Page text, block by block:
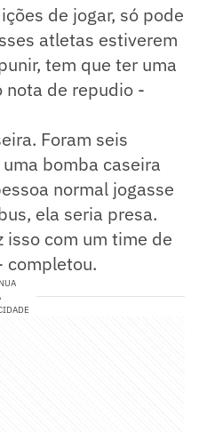
de jogar, só pode
atletas estiverem
tem que ter uma
nota de repudio -
Foram seis
bomba caseira
normal jogasse
ela seria presa.
isso com um time de
completou.